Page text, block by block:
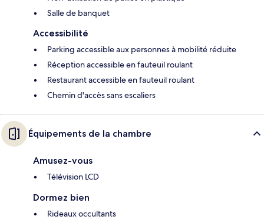
Salle de banquet
Accessibilité
Parking accessible aux personnes à mobilité réduite
Réception accessible en fauteuil roulant
Restaurant accessible en fauteuil roulant
Chemin d'accès sans escaliers
Équipements de la chambre
Amusez-vous
Télévision LCD
Dormez bien
Rideaux occultants